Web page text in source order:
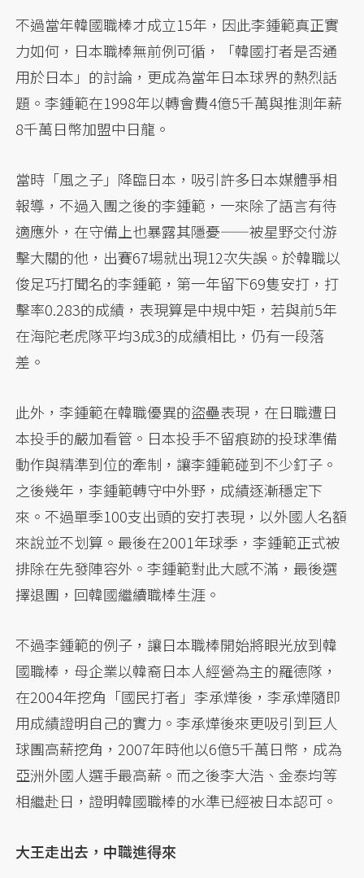
不過當年韓國職棒才成立15年，因此李鍾範真正實
力如何，日本職棒無前例可循，「韓國打者是否通
用於日本」的討論，更成為當年日本球界的熱烈話
題。李鍾範在1998年以轉會費4億5千萬與推測年薪
8千萬日幣加盟中日龍。
當時「風之子」降臨日本，吸引許多日本媒體爭相
報導，不過入團之後的李鍾範，一來除了語言有待
適應外，在守備上也暴露其隱憂——被星野交付游
擊大關的他，出賽67場就出現12次失誤。於韓職以
俊足巧打聞名的李鍾範，第一年留下69隻安打，打
擊率0.283的成績，表現算是中規中矩，若與前5年
在海陀老虎隊平均3成3的成績相比，仍有一段落
差。
此外，李鍾範在韓職優異的盜壘表現，在日職遭日
本投手的嚴加看管。日本投手不留痕跡的投球準備
動作與精準到位的牽制，讓李鍾範碰到不少釘子。
之後幾年，李鍾範轉守中外野，成績逐漸穩定下
來。不過單季100支出頭的安打表現，以外國人名額
來說並不划算。最後在2001年球季，李鍾範正式被
排除在先發陣容外。李鍾範對此大感不滿，最後選
擇退團，回韓國繼續職棒生涯。
不過李鍾範的例子，讓日本職棒開始將眼光放到韓
國職棒，母企業以韓裔日本人經營為主的羅德隊，
在2004年挖角「國民打者」李承燁後，李承燁隨即
用成績證明自己的實力。李承燁後來更吸引到巨人
球團高薪挖角，2007年時他以6億5千萬日幣，成為
亞洲外國人選手最高薪。而之後李大浩、金泰均等
相繼赴日，證明韓國職棒的水準已經被日本認可。
大王走出去，中職進得來